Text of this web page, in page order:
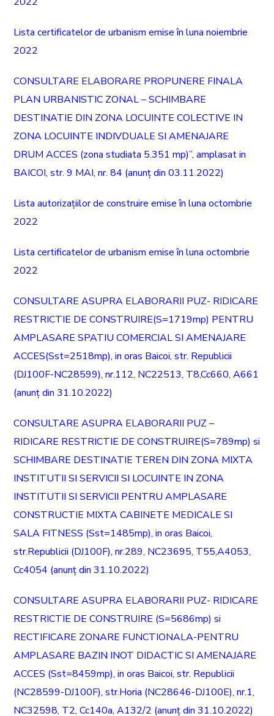
Lista certificatelor de urbanism emise în luna noiembrie
2022
CONSULTARE ELABORARE PROPUNERE FINALA
PLAN URBANISTIC ZONAL – SCHIMBARE
DESTINATIE DIN ZONA LOCUINTE COLECTIVE IN
ZONA LOCUINTE INDIVDUALE SI AMENAJARE
DRUM ACCES (zona studiata 5.351 mp)”, amplasat in
BAICOI, str. 9 MAI, nr. 84 (anunț din 03.11.2022)
Lista autorizațiilor de construire emise în luna octombrie
2022
Lista certificatelor de urbanism emise în luna octombrie
2022
CONSULTARE ASUPRA ELABORARII PUZ- RIDICARE
RESTRICTIE DE CONSTRUIRE(S=1719mp) PENTRU
AMPLASARE SPATIU COMERCIAL SI AMENAJARE
ACCES(Sst=2518mp), in oras Baicoi, str. Republicii
(DJ100F-NC28599), nr.112, NC22513, T8,Cc660, A661
(anunț din 31.10.2022)
CONSULTARE ASUPRA ELABORARII PUZ –
RIDICARE RESTRICTIE DE CONSTRUIRE(S=789mp) si
SCHIMBARE DESTINATIE TEREN DIN ZONA MIXTA
INSTITUTII SI SERVICII SI LOCUINTE IN ZONA
INSTITUTII SI SERVICII PENTRU AMPLASARE
CONSTRUCTIE MIXTA CABINETE MEDICALE SI
SALA FITNESS (Sst=1485mp), in oras Baicoi,
str.Republicii (DJ100F), nr.289, NC23695, T55,A4053,
Cc4054 (anunț din 31.10.2022)
CONSULTARE ASUPRA ELABORARII PUZ- RIDICARE
RESTRICTIE DE CONSTRUIRE (S=5686mp) si
RECTIFICARE ZONARE FUNCTIONALA-PENTRU
AMPLASARE BAZIN INOT DIDACTIC SI AMENAJARE
ACCES (Sst=8459mp), in oras Baicoi, str. Republicii
(NC28599-DJ100F), str.Horia (NC28646-DJ100E), nr.1,
NC32598, T2, Cc140a, A132/2 (anunț din 31.10.2022)